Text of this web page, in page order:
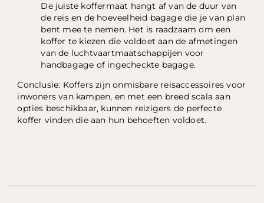
De juiste koffermaat hangt af van de duur van
de reis en de hoeveelheid bagage die je van plan
bent mee te nemen. Het is raadzaam om een
koffer te kiezen die voldoet aan de afmetingen
van de luchtvaartmaatschappijen voor
handbagage of ingecheckte bagage.
Conclusie: Koffers zijn onmisbare reisaccessoires voor
inwoners van kampen, en met een breed scala aan
opties beschikbaar, kunnen reizigers de perfecte
koffer vinden die aan hun behoeften voldoet.